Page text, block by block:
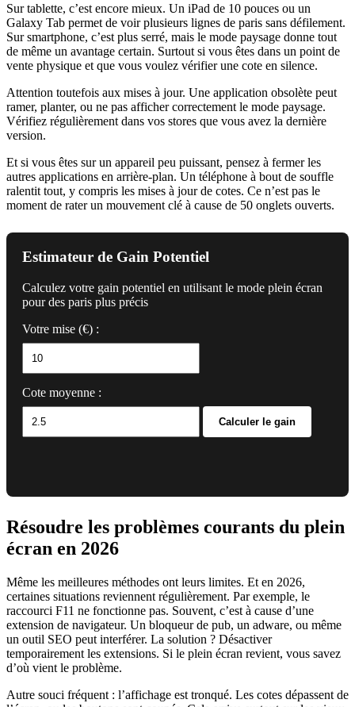
Sur tablette, c’est encore mieux. Un iPad de 10 pouces ou un
Galaxy Tab permet de voir plusieurs lignes de paris sans défilement.
Sur smartphone, c’est plus serré, mais le mode paysage donne tout
de même un avantage certain. Surtout si vous êtes dans un point de
vente physique et que vous voulez vérifier une cote en silence.
Attention toutefois aux mises à jour. Une application obsolète peut
ramer, planter, ou ne pas afficher correctement le mode paysage.
Vérifiez régulièrement dans vos stores que vous avez la dernière
version.
Et si vous êtes sur un appareil peu puissant, pensez à fermer les
autres applications en arrière-plan. Un téléphone à bout de souffle
ralentit tout, y compris les mises à jour de cotes. Ce n’est pas le
moment de rater un mouvement clé à cause de 50 onglets ouverts.
Estimateur de Gain Potentiel
Calculez votre gain potentiel en utilisant le mode plein écran
pour des paris plus précis
Votre mise (€) :
Cote moyenne :
Calculer le gain
Résoudre les problèmes courants du plein
écran en 2026
Même les meilleures méthodes ont leurs limites. Et en 2026,
certaines situations reviennent régulièrement. Par exemple, le
raccourci F11 ne fonctionne pas. Souvent, c’est à cause d’une
extension de navigateur. Un bloqueur de pub, un adware, ou même
un outil SEO peut interférer. La solution ? Désactiver
temporairement les extensions. Si le plein écran revient, vous savez
d’où vient le problème.
Autre souci fréquent : l’affichage est tronqué. Les cotes dépassent de